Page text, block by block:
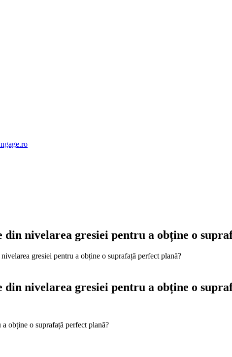
nivelarea gresiei pentru a obține o
gresiei pentru a obține o suprafață perfect plană?
nivelarea gresiei pentru a obține o
obține o suprafață perfect plană?